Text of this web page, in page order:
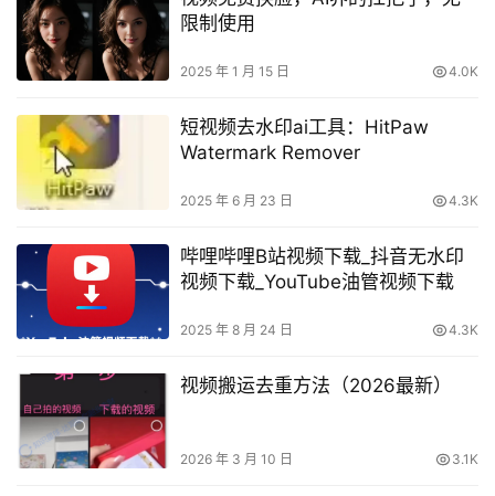
限制使用
2025 年 1 月 15 日 4.0K
短视频去水印ai工具：HitPaw
Watermark Remover
2025 年 6 月 23 日 4.3K
哔哩哔哩B站视频下载_抖音无水印
视频下载_YouTube油管视频下载
2025 年 8 月 24 日 4.3K
视频搬运去重方法（2026最新）
2026 年 3 月 10 日 3.1K